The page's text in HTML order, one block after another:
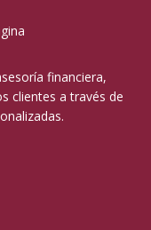
financiera,
clientes a través de